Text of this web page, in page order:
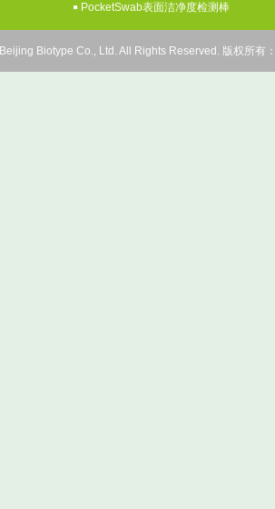
PocketSwab表面洁净度检测棒
Biotype Co., Ltd. All Rights Reserved. 版权所有